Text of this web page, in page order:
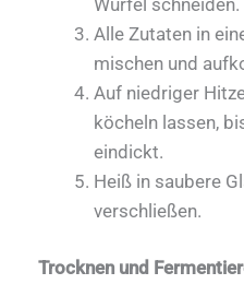
Alle Zutaten in
mischen und
Auf niedriger
köcheln lassen,
eindickt.
Heiß in saubere
verschließen.
Trocknen und